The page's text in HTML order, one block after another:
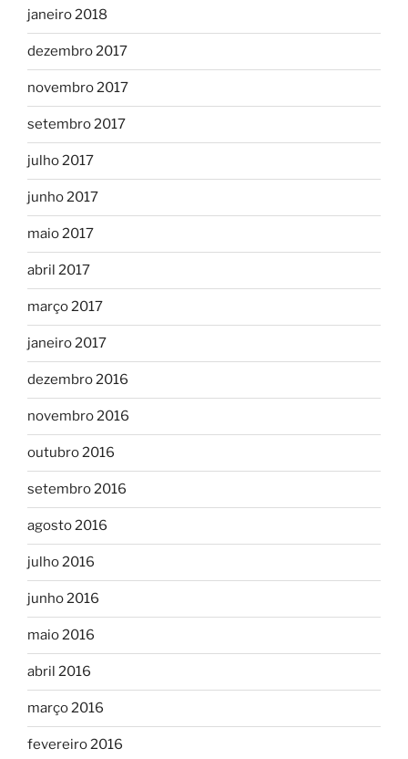
janeiro 2018
dezembro 2017
novembro 2017
setembro 2017
julho 2017
junho 2017
maio 2017
abril 2017
março 2017
janeiro 2017
dezembro 2016
novembro 2016
outubro 2016
setembro 2016
agosto 2016
julho 2016
junho 2016
maio 2016
abril 2016
março 2016
fevereiro 2016